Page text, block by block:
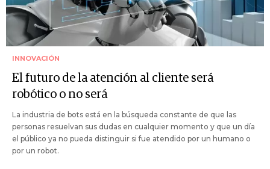
INNOVACIÓN
El futuro de la atención al cliente será
robótico o no será
La industria de bots está en la búsqueda constante de que las
personas resuelvan sus dudas en cualquier momento y que un día
el público ya no pueda distinguir si fue atendido por un humano o
por un robot.